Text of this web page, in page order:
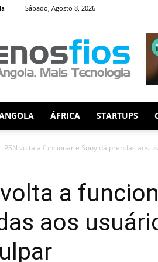
Sábado, Agosto 8, 2026
Fios
ÁFRICA STARTUPS
PSN volta a funcionar e Sony dá prendas aos
a
aos